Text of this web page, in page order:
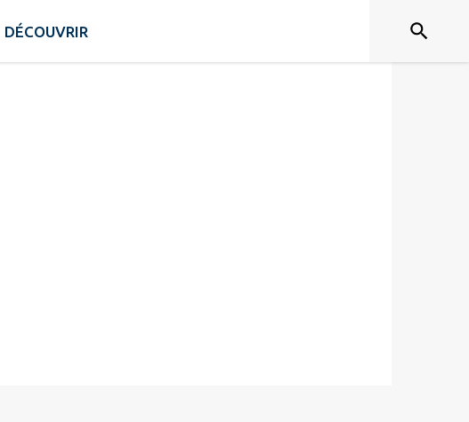
DÉCOUVRIR
Établissements
culturels